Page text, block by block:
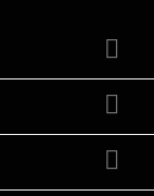


